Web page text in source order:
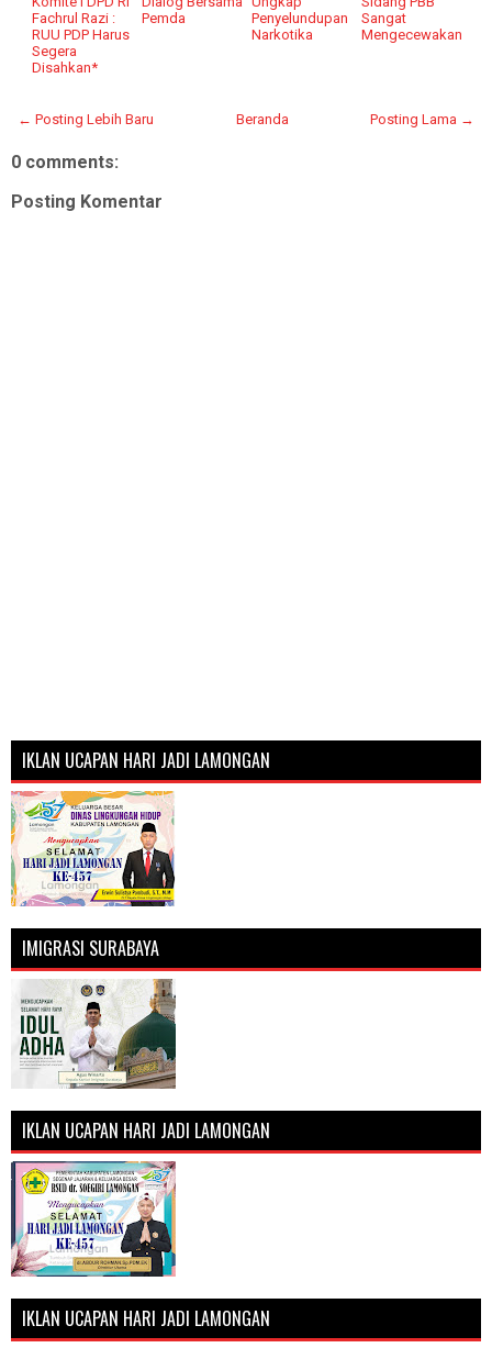
Fachrul Razi :
RUU PDP Harus
Segera
Disahkan*
Pemda
Penyelundupan
Narkotika
Sangat
Mengecewakan
← Posting Lebih Baru Posting Lama →
Beranda
0 comments:
Posting Komentar
IKLAN UCAPAN HARI JADI LAMONGAN
IMIGRASI SURABAYA
IKLAN UCAPAN HARI JADI LAMONGAN
IKLAN UCAPAN HARI JADI LAMONGAN